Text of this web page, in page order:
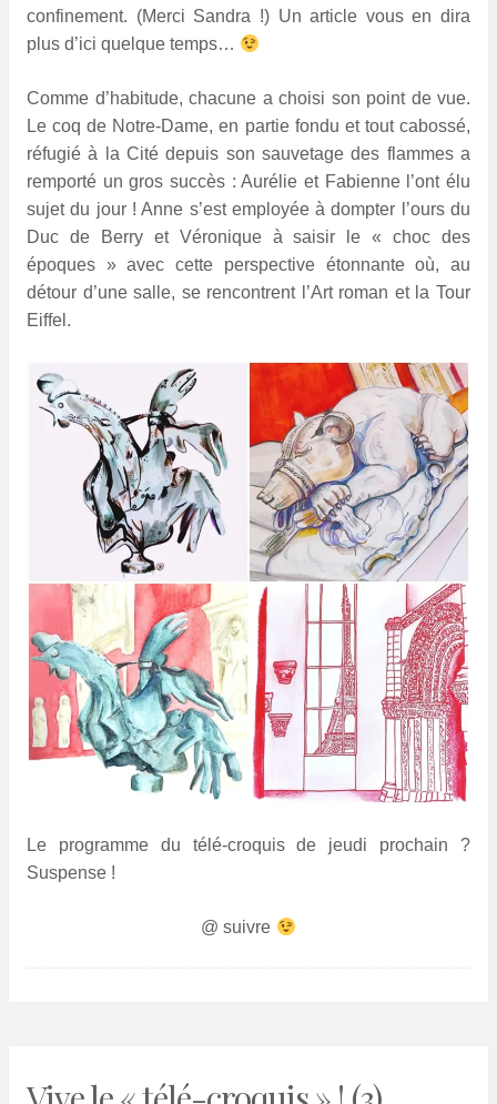
confinement. (Merci Sandra !) Un article vous en dira
plus d’ici quelque temps…
Comme d’habitude, chacune a choisi son point de vue.
Le coq de Notre-Dame, en partie fondu et tout cabossé,
réfugié à la Cité depuis son sauvetage des flammes a
remporté un gros succès : Aurélie et Fabienne l’ont élu
sujet du jour ! Anne s’est employée à dompter l’ours du
Duc de Berry et Véronique à saisir le « choc des
époques » avec cette perspective étonnante où, au
détour d’une salle, se rencontrent l’Art roman et la Tour
Eiffel.
Le programme du télé-croquis de jeudi prochain ?
Suspense !
@ suivre